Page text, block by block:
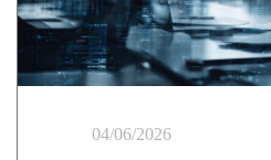
04/06/2026